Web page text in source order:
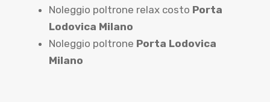
Noleggio poltrone relax costo Porta
Lodovica Milano
Noleggio poltrone Porta Lodovica
Milano